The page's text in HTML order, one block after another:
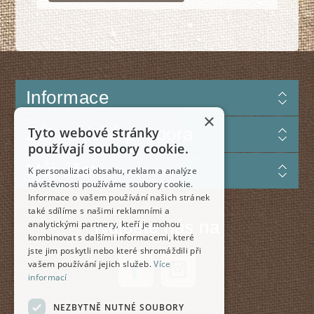
Informace
Zákaznická podpora
Můj účet
Najdete nás na
×
Tyto webové stránky
používají soubory cookie.
K personalizaci obsahu, reklam a analýze
návštěvnosti používáme soubory cookie.
Informace o vašem používání našich stránek
také sdílíme s našimi reklamními a
analytickými partnery, kteří je mohou
kombinovat s dalšími informacemi, které
jste jim poskytli nebo které shromáždili při
vašem používání jejich služeb.Více
informací
NEZBYTNĚ NUTNÉ SOUBORY